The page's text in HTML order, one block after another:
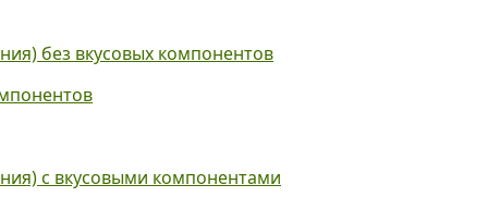
без вкусовых компонентов
с вкусовыми компонентами